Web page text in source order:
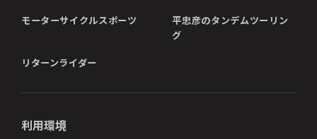
モーターサイクルスポーツ
平忠彦のタンデムツーリン
グ
リターンライダー
利用環境